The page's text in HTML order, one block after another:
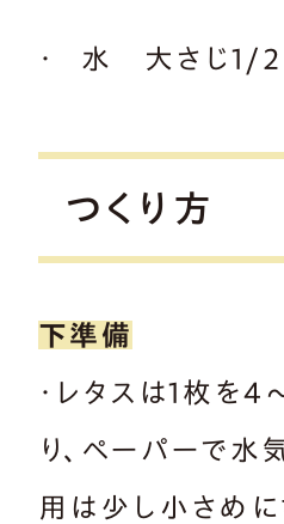
水 大さじ1/2
つくり方
下準備
・レタスは1枚を
り、ペーパーで水
用は少し小さめに